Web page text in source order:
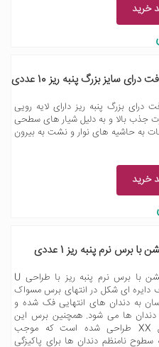
خرید
سایز بزرگ پنبه ریز 10 عددی
درای بزرگ پنبه ریز دارای لایه رویی
جذب بالا و به دلیل شیار های سطحی
به حاشیه های نوار و نشت به بیرون
خرید
برس نرم پنبه ریز 1 عددی
مسواک کراس اکشن با برس نرم پنبه ریز با طراحی U
دایره ای شکل در انتهای برس مسواک
به دندان های انتهایی فک شده و
دندان ها می شود. همچنین برس این
مسواک به شکل XX طراحی شده است که موجب
نامنظم دندان ها برای پاکیزگی